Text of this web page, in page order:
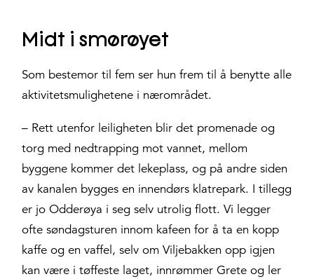
Midt i smørøyet
Som bestemor til fem ser hun frem til å benytte alle
aktivitetsmulighetene i nærområdet.
– Rett utenfor leiligheten blir det promenade og
torg med nedtrapping mot vannet, mellom
byggene kommer det lekeplass, og på andre siden
av kanalen bygges en innendørs klatrepark. I tillegg
er jo Odderøya i seg selv utrolig flott. Vi legger
ofte søndagsturen innom kafeen for å ta en kopp
kaffe og en vaffel, selv om Viljebakken opp igjen
kan være i tøffeste laget, innrømmer Grete og ler